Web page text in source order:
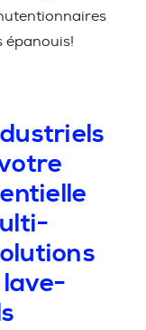
épanouis!